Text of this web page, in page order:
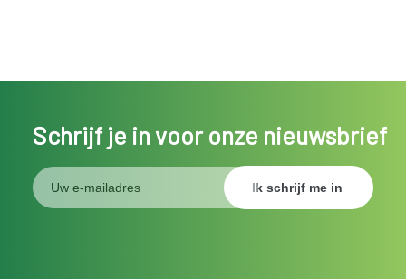
Schrijf je in voor onze nieuwsbrief